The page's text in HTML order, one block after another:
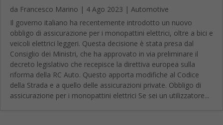
da Francesco Marino | 4 Ago 2023 | Automotive
Il governo italiano ha recentemente introdotto un nuovo
obbligo di assicurazione per i monopattini elettrici, oltre a bici e
veicoli elettrici leggeri. Questa decisione è stata presa dal
Consiglio dei Ministri, che ha approvato in via preliminare il
decreto legislativo che recepisce la direttiva europea sulla
riforma della RC Auto. Questo apporta modifiche al Codice
della Strada e a quello delle assicurazioni private. Obbligo di
assicurazione per i monopattini elettrici Se sei un utilizzatore...